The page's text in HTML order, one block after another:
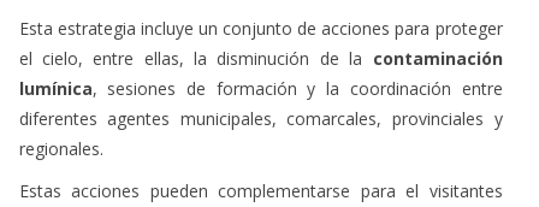
Esta estrategia incluye un conjunto de acciones para proteger
el cielo, entre ellas, la disminución de la contaminación
lumínica, sesiones de formación y la coordinación entre
diferentes agentes municipales, comarcales, provinciales y
regionales.
Estas acciones pueden complementarse para el visitantes